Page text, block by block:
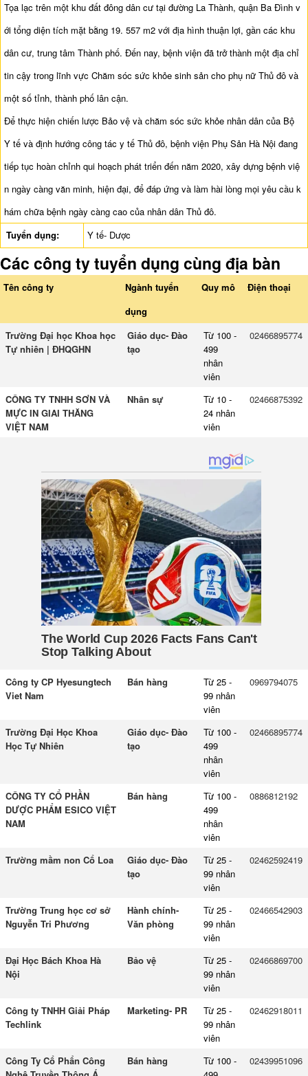
Tọa lạc trên một khu đất đông dân cư tại đường La Thành, quận Ba Đình v
ới tổng diện tích mặt bằng 19. 557 m2 với địa hình thuận lợi, gần các khu
dân cư, trung tâm Thành phố. Đến nay, bệnh viện đã trở thành một địa chỉ
tin cậy trong lĩnh vực Chăm sóc sức khỏe sinh sản cho phụ nữ Thủ đô và
một số tỉnh, thành phố lân cận.
Để thực hiện chiến lược Bảo vệ và chăm sóc sức khỏe nhân dân của Bộ
Y tế và định hướng công tác y tế Thủ đô, bệnh viện Phụ Sản Hà Nội đang
tiếp tục hoàn chỉnh qui hoạch phát triển đến năm 2020, xây dựng bệnh việ
n ngày càng văn minh, hiện đại, để đáp ứng và làm hài lòng mọi yêu cầu k
hám chữa bệnh ngày càng cao của nhân dân Thủ đô.
Tuyển dụng:
Y tế- Dược
Các công ty tuyển dụng cùng địa bàn
Tên công ty
Ngành tuyển
dụng
Quy mô Điện thoại
Trường Đại học Khoa học
Tự nhiên | ĐHQGHN
Giáo dục- Đào
tạo
Từ 100 -
499
nhân
viên
02466895774
CÔNG TY TNHH SƠN VÀ
MỰC IN GIAI THĂNG
VIỆT NAM
Nhân sự
Từ 10 -
24 nhân
viên
02466875392
Công ty CP Hyesungtech
Viet Nam
Bán hàng
Từ 25 -
99 nhân
viên
0969794075
Trường Đại Học Khoa
Học Tự Nhiên
Giáo dục- Đào
tạo
Từ 100 -
499
nhân
viên
02466895774
CÔNG TY CỔ PHẦN
DƯỢC PHẨM ESICO VIỆT
NAM
Bán hàng
Từ 100 -
499
nhân
viên
0886812192
Trường mầm non Cổ Loa
Giáo dục- Đào
tạo
Từ 25 -
99 nhân
viên
02462592419
Trường Trung học cơ sở
Nguyễn Tri Phương
Hành chính-
Văn phòng
Từ 25 -
99 nhân
viên
02466542903
Đại Học Bách Khoa Hà
Nội
Bảo vệ
Từ 25 -
99 nhân
viên
02466869700
Công ty TNHH Giải Pháp
Techlink
Marketing- PR
Từ 25 -
99 nhân
viên
02462918011
Công Ty Cổ Phẩn Công
Bán hàng
Từ 100 -
02439951096